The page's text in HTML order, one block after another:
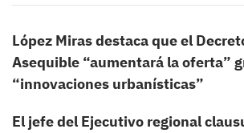
López Miras destaca que el
Asequible “aumentará la oferta”
“innovaciones urbanísticas”
El jefe del Ejecutivo regional